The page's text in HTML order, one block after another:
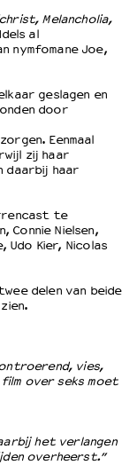
Melancholia,
al
nymfomane Joe,
geslagen en
door
Eenmaal
zij haar
daarbij haar
te
Connie Nielsen,
Udo Kier, Nicolas
delen van beide
ontroerend, vies,
over seks moet
het verlangen
overheerst.”